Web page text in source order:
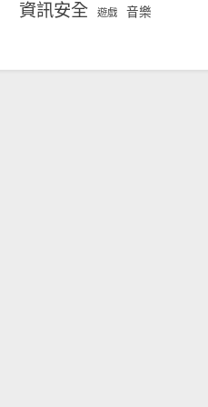
資訊安全 遊戲 音樂